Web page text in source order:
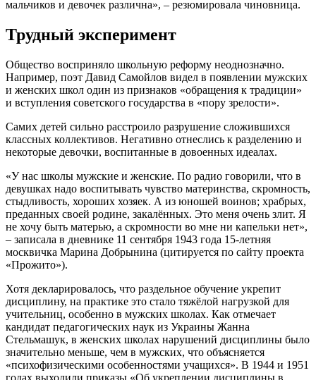
мальчиков и девочек различна», – резюмировала чиновница.
Трудный эксперимент
Общество восприняло школьную реформу неоднозначно.
Например, поэт Давид Самойлов видел в появлении мужских
и женских школ один из признаков «обращения к традиции»
и вступления советского государства в «пору зрелости».
Самих детей сильно расстроило разрушение сложившихся
классных коллективов. Негативно отнеслись к разделению и
некоторые девочки, воспитанные в довоенных идеалах.
«У нас школы мужские и женские. По радио говорили, что в
девушках надо воспитывать чувство материнства, скромность,
стыдливость, хороших хозяек. А из юношей воинов; храбрых,
преданных своей родине, закалённых. Это меня очень злит. Я
не хочу быть матерью, а скромности во мне ни капельки нет»,
– записала в дневнике 11 сентября 1943 года 15-летняя
москвичка Марина Добрынина (цитируется по сайту проекта
«Прожито»).
Хотя декларировалось, что раздельное обучение укрепит
дисциплину, на практике это стало тяжёлой нагрузкой для
учительниц, особенно в мужских школах. Как отмечает
кандидат педагогических наук из Украины Жанна
Стельмашук, в женских школах нарушений дисциплины было
значительно меньше, чем в мужских, что объясняется
«психофизическими особенностями учащихся». В 1944 и 1951